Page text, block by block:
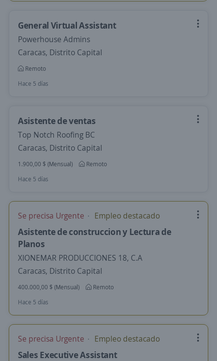
General Virtual Assistant
Powerhouse Admins
Caracas, Distrito Capital
Remoto
Hace 5 días
Asistente de ventas
Top Notch Roofing BC
Caracas, Distrito Capital
1.900,00 $ (Mensual)
Remoto
Hace 5 días
Se precisa Urgente Empleo destacado
Asistente de construccion y Lectura de
Planos
XIONEMAR PRODUCCIONES 18, C.A
Caracas, Distrito Capital
400.000,00 $ (Mensual)
Remoto
Hace 5 días
Se precisa Urgente Empleo destacado
Sales Executive Assistant